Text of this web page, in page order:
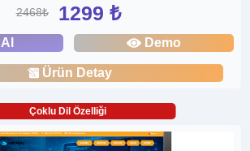
2468₺ 1299 ₺
Demo
Ürün Detay
Çoklu Dil Özelliği